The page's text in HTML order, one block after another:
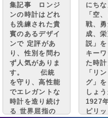
集記事 ロンジ
ンの時計はどれ
も洗練された貴
賓のあるデザイ
ンで 定評があ
り、性別を問わ
ず人気がありま
す。 伝統
を守り、高性能
でエレガントな
時計を造り続け
る 世界屈指の
にち
「空
戦、
成、
説」
キー
た時
「リ
グ」
しょう
1927
ピリ